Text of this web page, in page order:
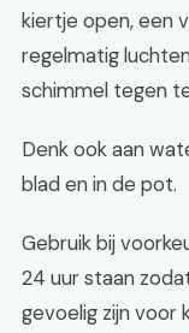
kiertje open, een
regelmatig
schimmel tegen
Denk ook aan
blad en in de pot.
Gebruik bij
24 uur staan
gevoelig zijn voor